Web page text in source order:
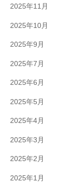
2025年11月
2025年10月
2025年9月
2025年7月
2025年6月
2025年5月
2025年4月
2025年3月
2025年2月
2025年1月